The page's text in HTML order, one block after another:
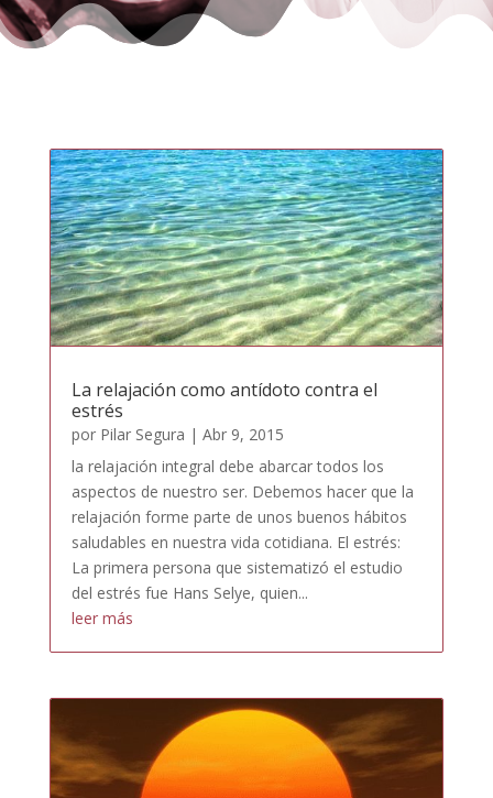
La relajación como antídoto contra el
estrés
por Pilar Segura | Abr 9, 2015
la relajación integral debe abarcar todos los
aspectos de nuestro ser. Debemos hacer que la
relajación forme parte de unos buenos hábitos
saludables en nuestra vida cotidiana. El estrés:
La primera persona que sistematizó el estudio
del estrés fue Hans Selye, quien...
leer más